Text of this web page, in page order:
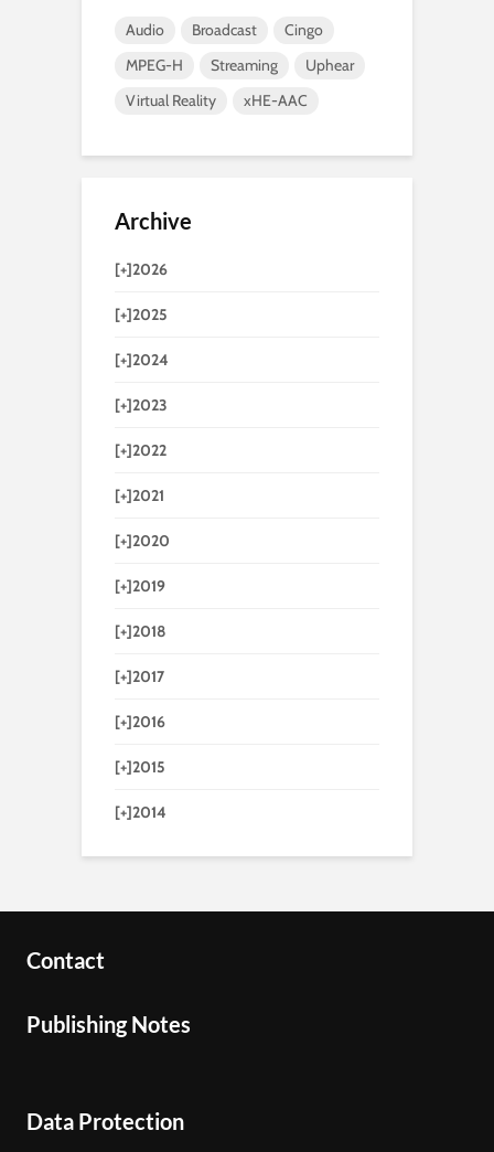
Audio Broadcast
Cingo
MPEG-H
Streaming
Uphear
Virtual Reality
xHE-AAC
Archive
[+]2026
[+]2025
[+]2024
[+]2023
[+]2022
[+]2021
[+]2020
[+]2019
[+]2018
[+]2017
[+]2016
[+]2015
[+]2014
Contact
Publishing Notes
Data Protection